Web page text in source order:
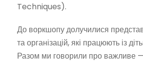
Techniques).
До воркшопу долучилися
та організацій, які працюють із
Разом ми говорили про важливе —